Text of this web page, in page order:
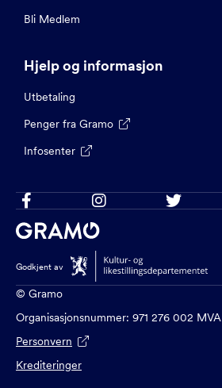
Bli Medlem
Hjelp og informasjon
Utbetaling
Penger fra Gramo 
Infosenter 
  
Godkjent av
© Gramo
Organisasjonsnummer: 971 276 002 MVA
Personvern 
Krediteringer